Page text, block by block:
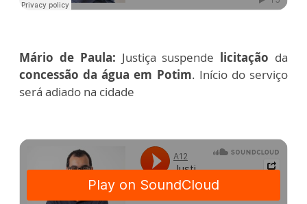
Mário de Paula: Justiça suspende licitação da
concessão da água em Potim. Início do serviço
será adiado na cidade